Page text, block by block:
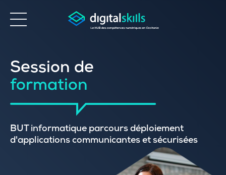
Accessibilité
Session de
formation
BUT informatique parcours déploiement
d'applications communicantes et sécurisées